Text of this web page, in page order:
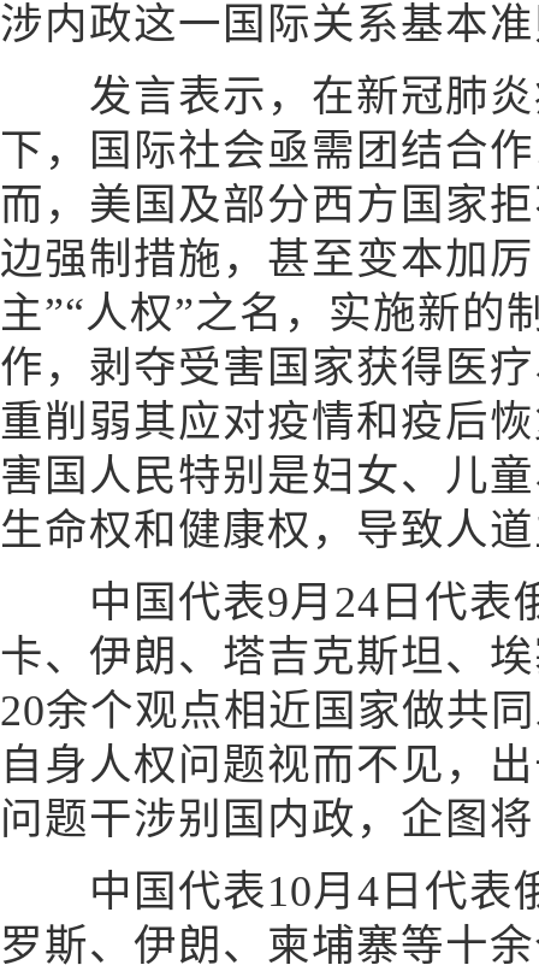
涉内政这一国际关系基本
发言表示，在新冠肺炎
下，国际社会亟需团结合
而，美国及部分西方国家
边强制措施，甚至变本加
主”“人权”之名，实施新的
作，剥夺受害国家获得医
重削弱其应对疫情和疫后
害国人民特别是妇女、儿
生命权和健康权，导致人
中国代表9月24日代表
卡、伊朗、塔吉克斯坦、
20余个观点相近国家做共
自身人权问题视而不见，
问题干涉别国内政，企图
中国代表10月4日代表
罗斯、伊朗、柬埔寨等十